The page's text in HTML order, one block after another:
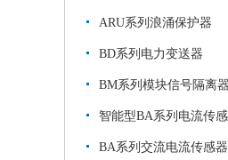
ARU系列浪涌保护器
BD系列电力变送器
BM系列模块信号隔离器
智能型BA系列电流传
BA系列交流电流传感器